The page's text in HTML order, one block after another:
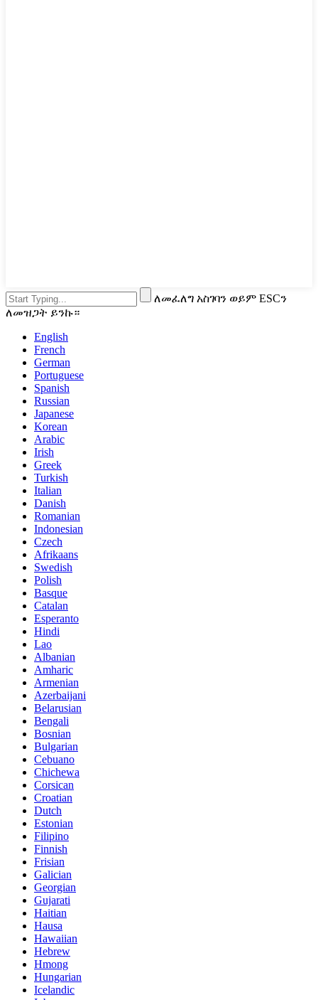
ለመፈለግ አስገባን ወይም ESCን
ለመዝጋት ይንኩ።
English
French
German
Portuguese
Spanish
Russian
Japanese
Korean
Arabic
Irish
Greek
Turkish
Italian
Danish
Romanian
Indonesian
Czech
Afrikaans
Swedish
Polish
Basque
Catalan
Esperanto
Hindi
Lao
Albanian
Amharic
Armenian
Azerbaijani
Belarusian
Bengali
Bosnian
Bulgarian
Cebuano
Chichewa
Corsican
Croatian
Dutch
Estonian
Filipino
Finnish
Frisian
Galician
Georgian
Gujarati
Haitian
Hausa
Hawaiian
Hebrew
Hmong
Hungarian
Icelandic